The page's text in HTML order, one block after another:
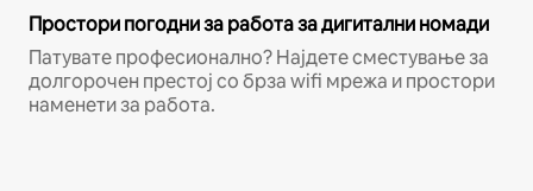
Простори погодни за работа за дигитални номади
Патувате професионално? Најдете сместување за
долгорочен престој со брза wifi мрежа и простори
наменети за работа.